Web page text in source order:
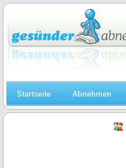
Startseite Abnehmen